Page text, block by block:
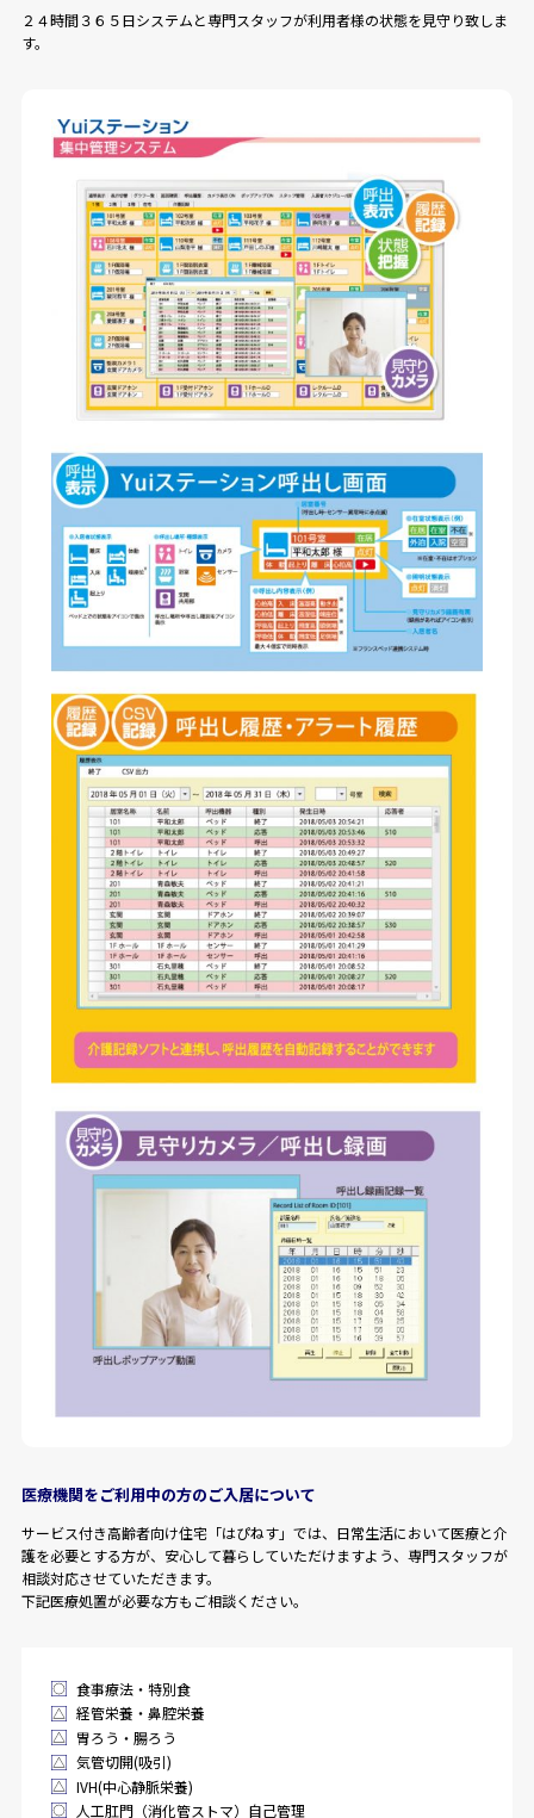
２４時間３６５日システムと専門スタッフが利用者様の状態を見守り致しま
す。
医療機関をご利用中の方のご入居について
サービス付き高齢者向け住宅「はぴねす」では、日常生活において医療と介
護を必要とする方が、安心して暮らしていただけますよう、専門スタッフが
相談対応させていただきます。
下記医療処置が必要な方もご相談ください。
食事療法・特別食
経管栄養・鼻腔栄養
胃ろう・腸ろう
気管切開(吸引)
IVH(中心静脈栄養)
人工肛門（消化管ストマ）自己管理